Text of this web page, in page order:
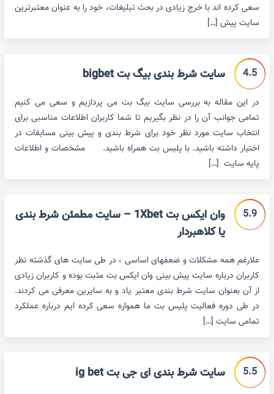
سعی کرده اند با خرج زیادی در بحث تبلیغات، خود را به عنوان معتبرترین
سایت پیش […]
4.5 سایت شرط بندی بیگ بت bigbet
در این مقاله به بررسی سایت بیگ بت می پردازیم و سعی می کنیم
تمامی جوانب آن را در نظر بگیریم تا شما کاربران اطلاعات مناسبی برای
انتخاب سایت مورد نظر خود برای شرط بندی و پیش بینی مسابقات در
اختیار داشته باشید. با پلیس بت همراه باشید. مشخصات و اطلاعات
پایه سایت […]
5.9
وان ایکس بت 1Xbet – سایت مطمئن شرط بندی
یا کلاهبردار
علارغم همه مشکلات و ضعفهای اساسی ، در طی سایت های گذشته نظر
کاربران درباره سایت پیش بینی وان ایکس بت مثبت بوده و کاربران زیادی
از آن بعنوان سایت شرط بندی معتبر یاد و به سایرین معرفی می کردند.
در طی دوره فعالیت پلیس بت ما همواره سعی کرده ایم درباره عملکرد
تمامی سایت […]
5.5 سایت شرط بندی ای جی بت ig bet